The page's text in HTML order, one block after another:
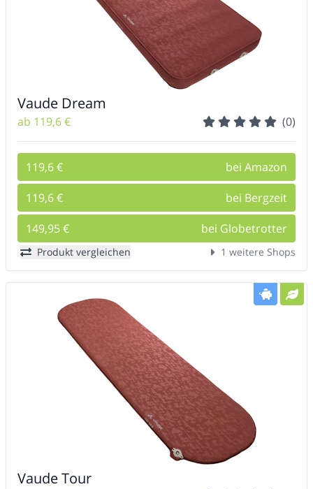
Vaude Dream
ab 119,6 € (0)
119,6 €
bei Amazon
119,6 €
bei Bergzeit
149,95 €
bei Globetrotter
Produkt vergleichen 1 weitere Shops
Vaude Tour